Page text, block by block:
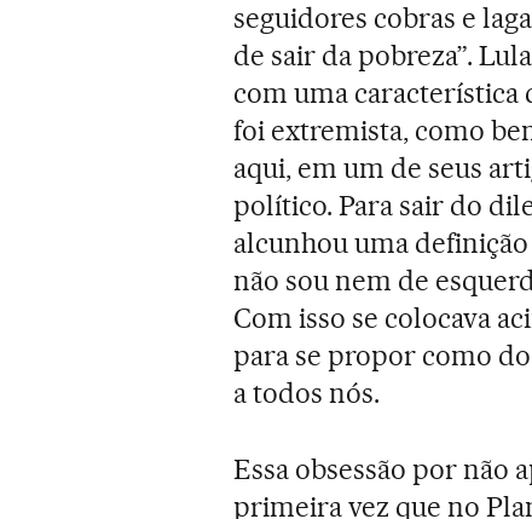
seguidores cobras e
de sair da pobreza”.
com uma característica
foi extremista, como
aqui, em um de seus
político. Para sair do
alcunhou uma
não sou nem de
Com isso se colocava
para se propor como
a todos nós.
Essa obsessão por não
primeira vez que no